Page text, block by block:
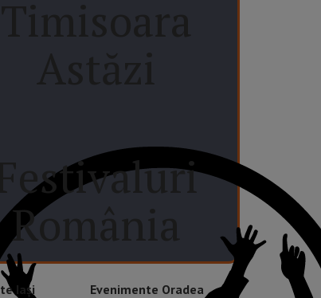
România
Iași Evenimente Oradea